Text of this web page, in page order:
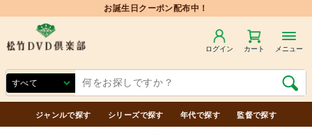
お誕生日クーポン配布中！
ログイン カート メニュー
ジャンルで探す シリーズで探す 年代で探す 監督で探す